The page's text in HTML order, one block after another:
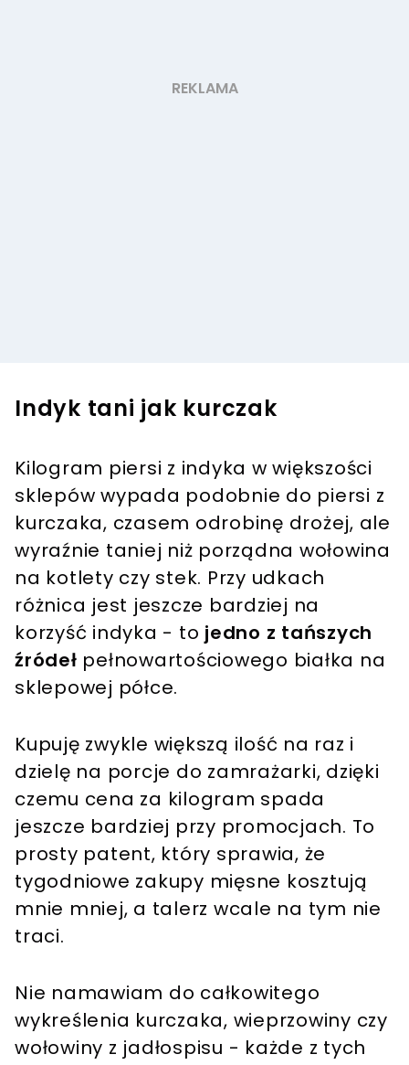
Indyk tani jak kurczak
Kilogram piersi z indyka w większości
sklepów wypada podobnie do piersi z
kurczaka, czasem odrobinę drożej, ale
wyraźnie taniej niż porządna wołowina
na kotlety czy stek. Przy udkach
różnica jest jeszcze bardziej na
korzyść indyka - to jedno z tańszych
źródeł pełnowartościowego białka na
sklepowej półce.
Kupuję zwykle większą ilość na raz i
dzielę na porcje do zamrażarki, dzięki
czemu cena za kilogram spada
jeszcze bardziej przy promocjach. To
prosty patent, który sprawia, że
tygodniowe zakupy mięsne kosztują
mnie mniej, a talerz wcale na tym nie
traci.
Nie namawiam do całkowitego
wykreślenia kurczaka, wieprzowiny czy
wołowiny z jadłospisu - każde z tych